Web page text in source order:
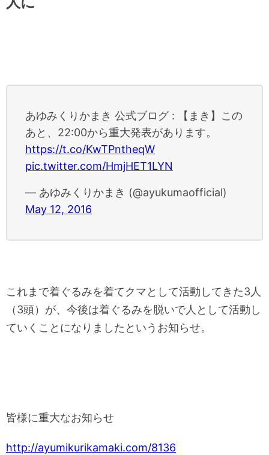
あゆみくりかまき 公式ブログ : 【まき】この
あと、22:00から重大発表があります。
https://t.co/KwTPntheqW
pic.twitter.com/HmjHET1LYN
— あゆみくりかまき (@ayukumaofficial)
May 12, 2016
これまで着ぐるみを着てクマとして活動してきた3人
（3頭）が、今後は着ぐるみを脱いで人として活動し
ていくことになりましたというお知らせ。
皆様に重大なお知らせ
http://ayumikurikamaki.com/8136